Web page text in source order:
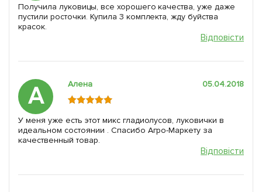
Получила луковицы, все хорошего качества, уже даже
пустили росточки. Купила 3 комплекта, жду буйства
красок.
Відповісти
А Алена 05.04.2018
У меня уже есть этот микс гладиолусов, луковички в
идеальном состоянии . Спасибо Агро-Маркету за
качественный товар.
Відповісти